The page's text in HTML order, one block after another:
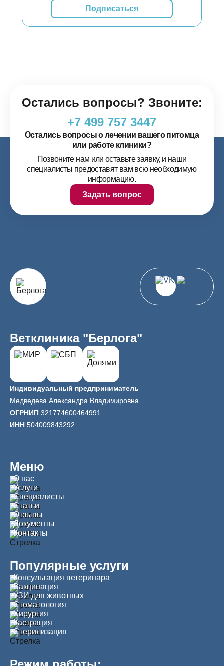
Подписаться
Остались вопросы? Звоните:
+7 499 757 3447
Остались вопросы о лечении вашего питомца
или работе клиники?
Позвоните нам или оставьте заявку, и наши
специалисты предоставят вам всю необходимую
информацию.
Задать вопрос
Ветклиника "Берлога"
Индивидуальный предприниматель
Медведева Александра Владимировна
ОГРНИП 321774600464991
ИНН 504009843292
Меню
О нас
Услуги
Специалисты
Статьи
Отзывы
Документы
Контакты
Популярные услуги
Консультация ветеринара
Вакцинация
УЗИ для животных
Стоматология
Хирургия
Кастрация
Стерилизация